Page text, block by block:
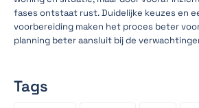
fases ontstaat rust. Duidelijke keuzes en
voorbereiding maken het proces beter
planning beter aansluit bij de
Tags